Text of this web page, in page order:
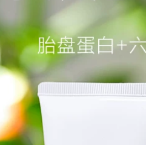
đấu thầu để giữ ẩm
cho bản chất của
thuốc nhũ tương
kem dưỡng ẩm
dưỡng ẩm sâu
491,000